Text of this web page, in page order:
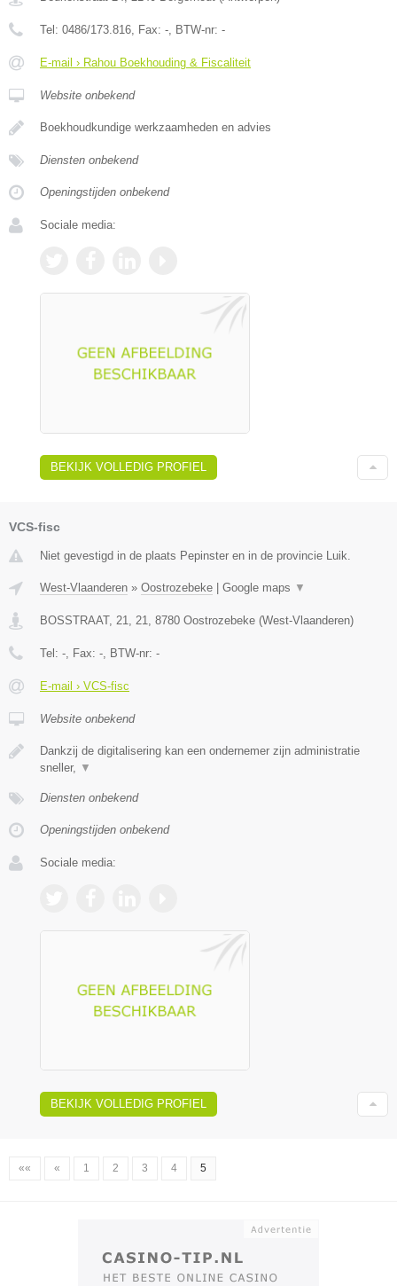
Tel: 0486/173.816 , Fax: - , BTW-nr: -
E-mail › Rahou Boekhouding & Fiscaliteit
Website onbekend
Boekhoudkundige werkzaamheden en advies
Diensten onbekend
Openingstijden onbekend
Sociale media:
BEKIJK VOLLEDIG PROFIEL
VCS-fisc
Niet gevestigd in de plaats Pepinster en in de provincie Luik.
West-Vlaanderen » Oostrozebeke | Google maps ▼
BOSSTRAAT, 21, 21 8780 Oostrozebeke (West-Vlaanderen)
Tel: - , Fax: - , BTW-nr: -
E-mail › VCS-fisc
Website onbekend
Dankzij de digitalisering kan een ondernemer zijn administratie
sneller,
▼
Diensten onbekend
Openingstijden onbekend
Sociale media:
BEKIJK VOLLEDIG PROFIEL
«« « 1 2 3 4 5